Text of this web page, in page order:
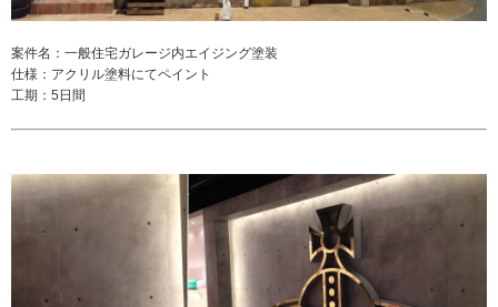
案件名：一般住宅ガレージ内エイジング塗装
仕様：アクリル塗料にてペイント
工期：5日間